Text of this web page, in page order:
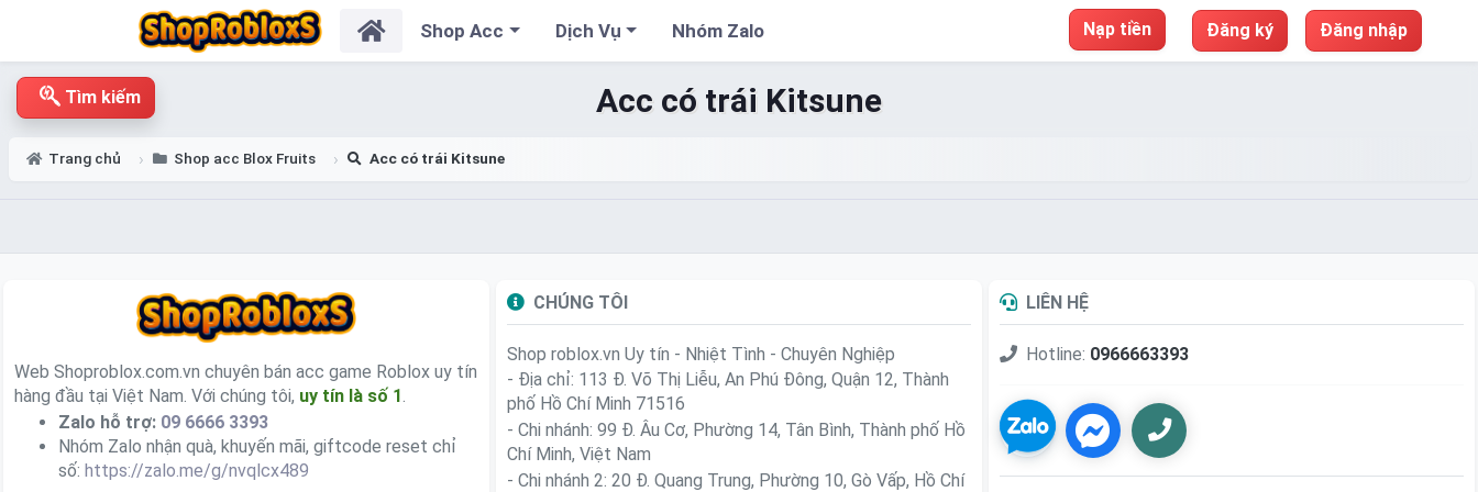
Shop Acc Dịch Vụ Nhóm Zalo Nạp tiền Đăng ký Đăng nhập
Acc có trái Kitsune
Trang chủ Shop acc Blox Fruits Acc có trái Kitsune
Tìm kiếm
Web Shoproblox.com.vn chuyên bán acc game Roblox uy tín
hàng đầu tại Việt Nam. Với chúng tôi, uy tín là số 1.
Zalo hỗ trợ: 09 6666 3393
Nhóm Zalo nhận quà, khuyến mãi, giftcode reset chỉ
số: https://zalo.me/g/nvqlcx489
CHÚNG TÔI
Shop roblox.vn Uy tín - Nhiệt Tình - Chuyên Nghiệp
- Địa chỉ: 113 Đ. Võ Thị Liễu, An Phú Đông, Quận 12, Thành
phố Hồ Chí Minh 71516
- Chi nhánh: 99 Đ. Âu Cơ, Phường 14, Tân Bình, Thành phố Hồ
Chí Minh, Việt Nam
- Chi nhánh 2: 20 Đ. Quang Trung, Phường 10, Gò Vấp, Hồ Chí
LIÊN HỆ
Hotline: 0966663393